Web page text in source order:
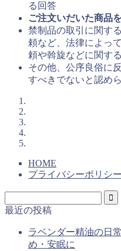
る回答
ご注文いだいた商品
禁制品の取引に関す
頼など、法律によっ
頼や斡旋などに関する
その他、公序良俗に
すべきでないと認め
HOME
プライバシーポリシー
最近の投稿
ラベンダー精油の日
め・安眠に